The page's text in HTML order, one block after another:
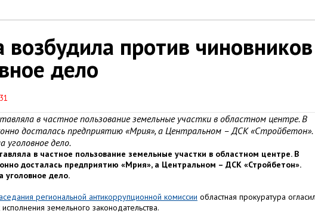
возбудила против чиновников
дело
в частное пользование земельные участки в областном центре. В
досталась предприятию «Мрия», а Центральном – ДСК «Стройбетон».
уголовное дело.
в частное пользование земельные участки в областном центре. В
досталась предприятию «Мрия», а Центральном – ДСК «Стройбетон».
уголовное дело.
региональной антикоррупционной комиссии областная прокуратура
земельного законодательства.